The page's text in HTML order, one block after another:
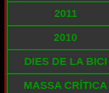
2011
2010
DIES DE LA BICI
MASSA CRÍTICA